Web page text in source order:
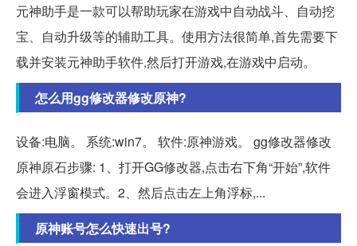
元神助手是一款可以帮助玩家在游戏中自动战斗、自动挖
宝、自动升级等的辅助工具。使用方法很简单,首先需要下
载并安装元神助手软件,然后打开游戏,在游戏中启动。
怎么用gg修改器修改原神?
设备:电脑。 系统:win7。 软件:原神游戏。 gg修改器修改
原神原石步骤: 1、打开GG修改器,点击右下角“开始”,软件
会进入浮窗模式。2、然后点击左上角浮标,...
原神账号怎么快速出号?